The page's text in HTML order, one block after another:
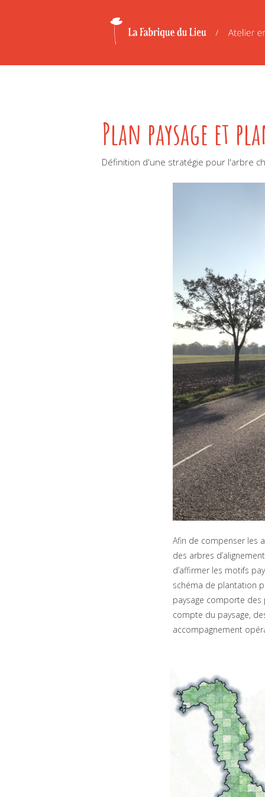
Plan paysage et
Définition d'une stratégie pour l'arbre
Afin de compenser les
des arbres
d’affirmer les motifs
schéma de plantation
paysage comporte des
compte du paysage,
accompagnement